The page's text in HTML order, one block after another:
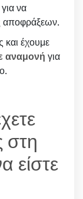
για να
αποφράξεων.
και έχουμε
αναμονή για
στη
είστε